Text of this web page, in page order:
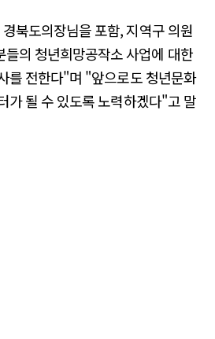
북도의장님을 포함, 지역구 의원
들의 청년희망공작소 사업에 대한
를 전한다"며 "앞으로도 청년문화
가 될 수 있도록 노력하겠다"고 말